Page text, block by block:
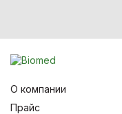
О компании
Прайс